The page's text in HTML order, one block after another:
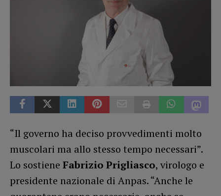
“Il governo ha deciso provvedimenti molto
muscolari ma allo stesso tempo necessari”.
Lo sostiene Fabrizio Prigliasco, virologo e
presidente nazionale di Anpas. “Anche le